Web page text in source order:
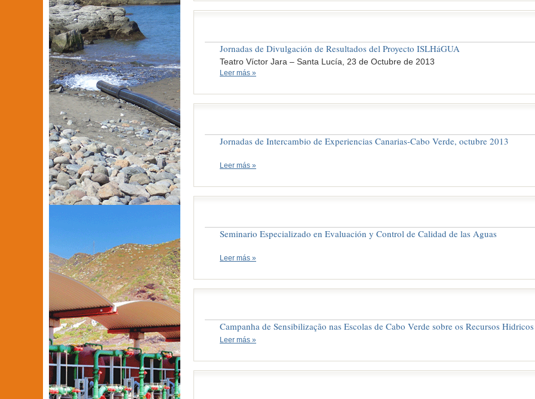
Jornadas de Divulgación de Resultados del Proyecto ISLHáGUA
Teatro Víctor Jara – Santa Lucía, 23 de Octubre de 2013
Leer más »
Jornadas de Intercambio de Experiencias Canarias-Cabo Verde, octubre 2013
Leer más »
Seminario Especializado en Evaluación y Control de Calidad de las Aguas
Leer más »
Campanha de Sensibilização nas Escolas de Cabo Verde sobre os Recursos Hidricos
Leer más »